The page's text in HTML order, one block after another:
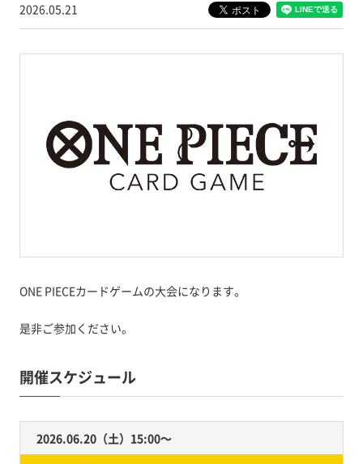
2026.05.21
ONE PIECEカードゲームの大会になります。
是非ご参加ください。
開催スケジュール
2026.06.20（土）15:00〜